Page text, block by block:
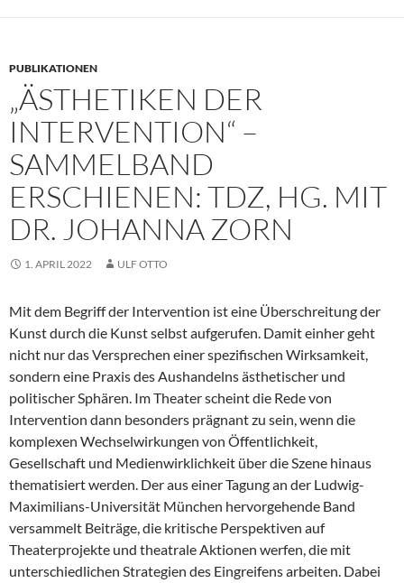
PUBLIKATIONEN
„ÄSTHETIKEN DER
INTERVENTION“ –
SAMMELBAND
ERSCHIENEN: TDZ, HG. MIT
DR. JOHANNA ZORN
1. APRIL 2022 ULF OTTO
Mit dem Begriff der Intervention ist eine Überschreitung der
Kunst durch die Kunst selbst aufgerufen. Damit einher geht
nicht nur das Versprechen einer spezifischen Wirksamkeit,
sondern eine Praxis des Aushandelns ästhetischer und
politischer Sphären. Im Theater scheint die Rede von
Intervention dann besonders prägnant zu sein, wenn die
komplexen Wechselwirkungen von Öffentlichkeit,
Gesellschaft und Medienwirklichkeit über die Szene hinaus
thematisiert werden. Der aus einer Tagung an der Ludwig-
Maximilians-Universität München hervorgehende Band
versammelt Beiträge, die kritische Perspektiven auf
Theaterprojekte und theatrale Aktionen werfen, die mit
unterschiedlichen Strategien des Eingreifens arbeiten. Dabei